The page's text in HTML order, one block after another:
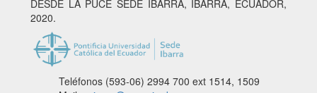
DESDE LA PUCE SEDE IBARRA, IBARRA, ECUADOR,
2020.
Teléfonos (593-06) 2994 700 ext 1514, 1509